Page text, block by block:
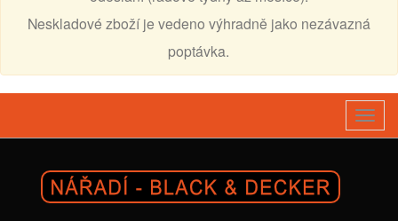
Neskladové zboží je vedeno výhradně jako nezávazná
poptávka.